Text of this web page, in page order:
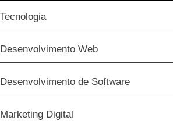
Tecnologia
Desenvolvimento Web
Desenvolvimento de Software
Marketing Digital